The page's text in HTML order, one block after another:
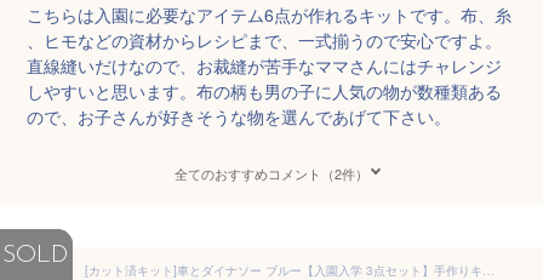
こちらは入園に必要なアイテム6点が作れるキットです。布、糸
、ヒモなどの資材からレシピまで、一式揃うので安心ですよ。
直線縫いだけなので、お裁縫が苦手なママさんにはチャレンジ
しやすいと思います。布の柄も男の子に人気の物が数種類ある
ので、お子さんが好きそうな物を選んであげて下さい。
全てのおすすめコメント（2件）
SOLD
[カット済キット]車とダイナソー ブルー【入園入学 3点セット】手作りキット 簡単 裁断済 生地 レッスンバッグ レッスンバック ナップサック ナップザック 体操服袋 シューズバッグ 作り方付き 初心者 手芸キット 手作り キット 入園 準備 保育園 テッテ